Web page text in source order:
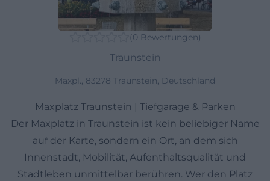
(0 Bewertungen)
Traunstein
Maxpl., 83278 Traunstein, Deutschland
Maxplatz Traunstein | Tiefgarage & Parken
Der Maxplatz in Traunstein ist kein beliebiger Name
auf der Karte, sondern ein Ort, an dem sich
Innenstadt, Mobilität, Aufenthaltsqualität und
Stadtleben unmittelbar berühren. Wer den Platz